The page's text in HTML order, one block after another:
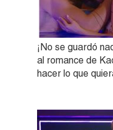
¡No se guardó
al romance de
hacer lo que